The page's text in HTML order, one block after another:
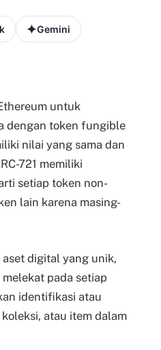
Gemini
untuk
dengan token fungible
nilai yang sama dan
721 memiliki
setiap token non-
lain karena masing-
digital yang unik,
pada setiap
identifikasi atau
atau item dalam